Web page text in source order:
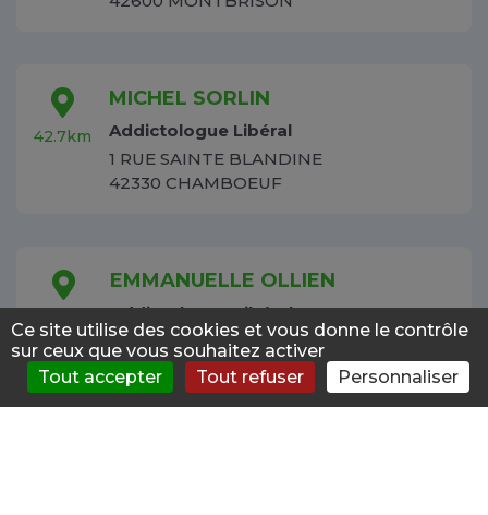
Menu S'évaluer Consulter Forum News
42.7km
MICHEL SORLIN
Addictologue Libéral
1 RUE SAINTE BLANDINE
42330 CHAMBOEUF
EMMANUELLE OLLIEN
Addictologue Libéral
18 BOULEVARD DES CRETES
42330 ST GALMIER
Ce site utilise des cookies et vous donne le contrôle
sur ceux que vous souhaitez activer
Tout accepter
Tout refuser Personnaliser